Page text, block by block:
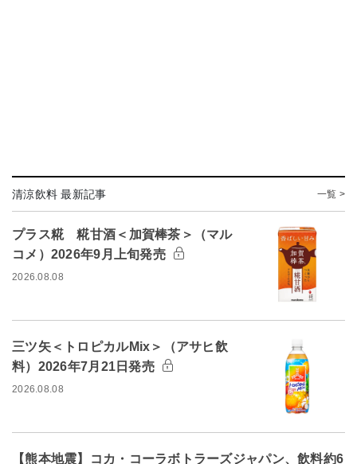
清涼飲料 最新記事 一覧 >
プラス糀 糀甘酒＜加賀棒茶＞（マル
コメ）2026年9月上旬発売
2026.08.08
三ツ矢＜トロピカルMix＞（アサヒ飲
料）2026年7月21日発売
2026.08.08
【熊本地震】コカ・コーラボトラーズジャパン、飲料約6